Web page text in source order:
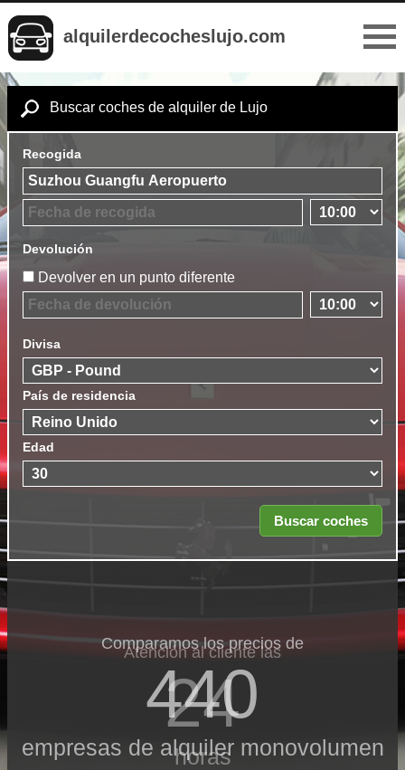
alquilerdecocheslujo.com
Buscar coches de alquiler de Lujo
Recogida
Devolución
Devolver en un punto diferente
Divisa
País de residencia
Edad
Comparamos los precios de
440
empresas de alquiler monovolumen
Atención al cliente las
24
horas